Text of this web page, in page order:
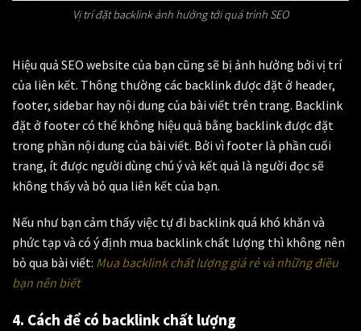
Vị trí đặt backlink ảnh hưởng tới quá trình SEO
Hiệu quả SEO website của bạn cũng sẽ bị ảnh hưởng bởi vị trí
của liên kết. Thông thường các backlink được đặt ở header,
footer, sidebar hay nội dung của bài viết trên trang. Backlink
đặt ở footer có thể không hiệu quả bằng backlink được đặt
trong phần nội dung của bài viết. Bởi vì footer là phần cuối
trang, ít được người dùng chú ý và kết quả là người đọc sẽ
không thấy và bỏ qua liên kết của bạn.
Nếu như bạn cảm thấy việc tự đi backlink quá khó khăn và
phức tạp và có ý định mua backlink chất lượng thì không nên
bỏ qua bài viết: Mua backlink chất lượng giá rẻ và những điều
bạn nên biết
4. Cách để có backlink chất lượng